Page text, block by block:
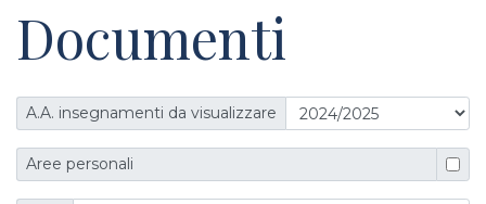
Documenti
A.A. insegnamenti da visualizzare
Aree personali